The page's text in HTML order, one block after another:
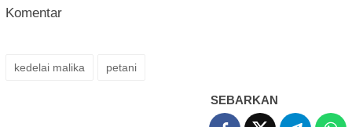
Komentar
kedelai malika petani
SEBARKAN